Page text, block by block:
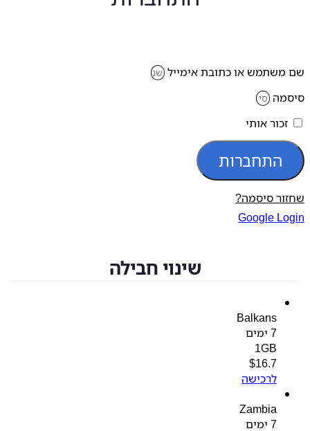
או כתובת אימייל
זכור אותי
התחברות
סיסמה?
Google
שינוי חבילה
Balkans
1GB
$16.7
לרכישה
Zambia